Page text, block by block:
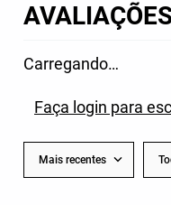
Carregando…
Faça login para
Mais recentes